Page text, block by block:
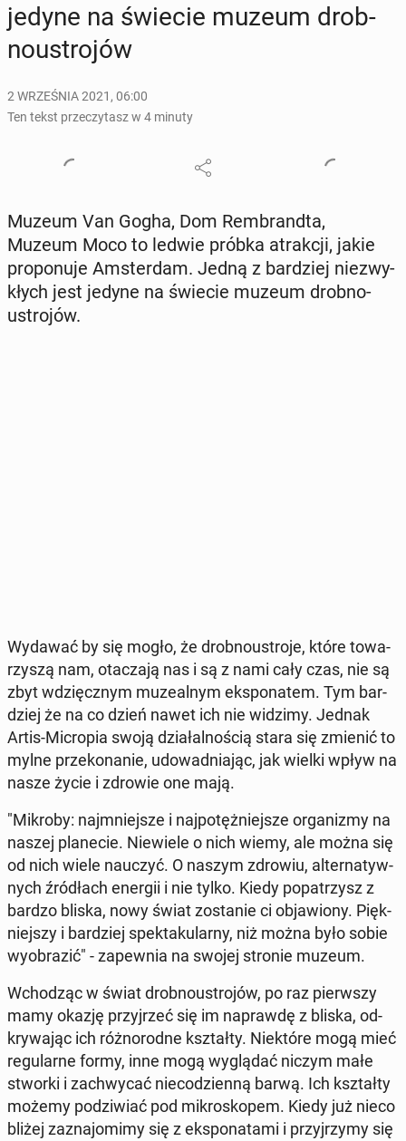
jedyne na świecie muzeum drob­
no­ustro­jów
2 WRZEŚNIA 2021, 06:00
Ten tekst przeczytasz w 4 minuty
Muzeum Van Gogha, Dom Rem­brand­ta,
Muzeum Moco to ledwie próbka atrak­cji, jakie
pro­po­nu­je Am­ster­dam. Jedną z bar­dziej nie­zwy­
kłych jest jedyne na świecie muzeum drob­no­
ustro­jów.
Wydawać by się mogło, że drob­no­ustro­je, które to­wa­
rzy­szą nam, ota­cza­ją nas i są z nami cały czas, nie są
zbyt wdzięcz­nym mu­ze­al­nym eks­po­na­tem. Tym bar­
dziej że na co dzień nawet ich nie widzimy. Jednak
Artis-Mi­cro­pia swoją dzia­łal­no­ścią stara się zmienić to
mylne prze­ko­na­nie, udo­wad­nia­jąc, jak wielki wpływ na
nasze życie i zdrowie one mają.
"Mikroby: naj­mniej­sze i naj­po­tęż­niej­sze or­ga­ni­zmy na
naszej pla­ne­cie. Nie­wie­le o nich wiemy, ale można się
od nich wiele nauczyć. O naszym zdrowiu, al­ter­na­tyw­
nych źró­dłach energii i nie tylko. Kiedy po­pa­trzysz z
bardzo bliska, nowy świat zo­sta­nie ci ob­ja­wio­ny. Pięk­
niej­szy i bar­dziej spek­ta­ku­lar­ny, niż można było sobie
wy­obra­zić" - za­pew­nia na swojej stronie muzeum.
Wcho­dząc w świat drob­no­ustro­jów, po raz pierw­szy
mamy okazję przyj­rzeć się im na­praw­dę z bliska, od­
kry­wa­jąc ich róż­no­rod­ne kształ­ty. Nie­któ­re mogą mieć
re­gu­lar­ne formy, inne mogą wy­glą­dać niczym małe
stworki i za­chwy­cać nie­co­dzien­ną barwą. Ich kształ­ty
możemy po­dzi­wiać pod mi­kro­sko­pem. Kiedy już nieco
bliżej za­zna­jo­mi­my się z eks­po­na­ta­mi i przyj­rzy­my się